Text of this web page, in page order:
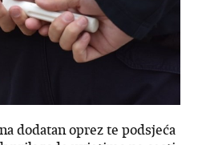
dodatan oprez te podsjeća